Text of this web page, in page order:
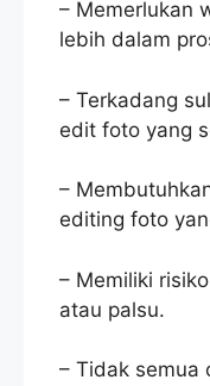
– Memerlukan
lebih dalam
– Terkadang
edit foto yang
–
editing foto
– Memiliki
atau palsu.
– Tidak semua